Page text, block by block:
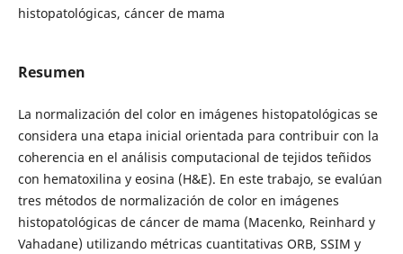
histopatológicas, cáncer de mama
Resumen
La normalización del color en imágenes histopatológicas se
considera una etapa inicial orientada para contribuir con la
coherencia en el análisis computacional de tejidos teñidos
con hematoxilina y eosina (H&E). En este trabajo, se evalúan
tres métodos de normalización de color en imágenes
histopatológicas de cáncer de mama (Macenko, Reinhard y
Vahadane) utilizando métricas cuantitativas ORB, SSIM y